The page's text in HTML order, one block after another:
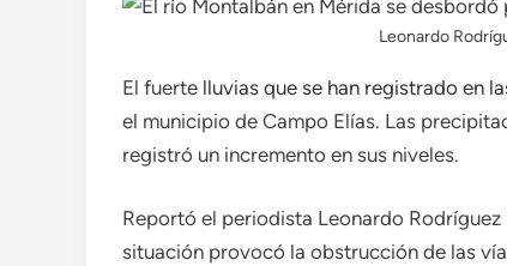
Leonardo
El fuerte lluvias que se han registrado en
el municipio de Campo Elías. Las
registró un incremento en sus niveles.
Reportó el periodista Leonardo
situación provocó la obstrucción de las